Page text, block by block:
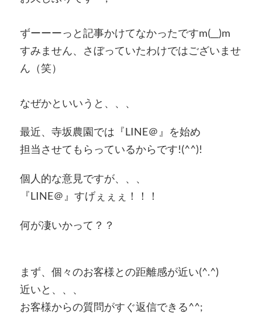
ずーーーっと記事かけてなかったですm(__)m
すみません、さぼっていたわけではございませ
ん（笑）
なぜかといいうと、、、
最近、寺坂農園では『LINE＠』を始め
担当させてもらっているからです!(^^)!
個人的な意見ですが、、、
『LINE＠』すげぇぇぇ！！！
何が凄いかって？？
まず、個々のお客様との距離感が近い(^.^)
近いと、、、
お客様からの質問がすぐ返信できる^^;